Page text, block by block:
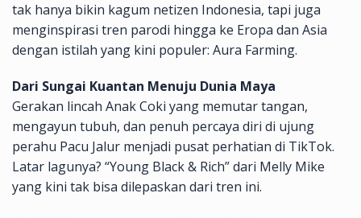
tak hanya bikin kagum netizen Indonesia, tapi juga
menginspirasi tren parodi hingga ke Eropa dan Asia
dengan istilah yang kini populer: Aura Farming.
Dari Sungai Kuantan Menuju Dunia Maya
Gerakan lincah Anak Coki yang memutar tangan,
mengayun tubuh, dan penuh percaya diri di ujung
perahu Pacu Jalur menjadi pusat perhatian di TikTok.
Latar lagunya? “Young Black & Rich” dari Melly Mike
yang kini tak bisa dilepaskan dari tren ini.